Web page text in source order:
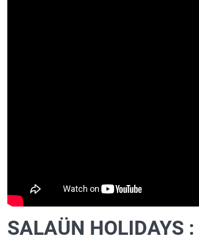
SALAÜN HOLIDAYS :